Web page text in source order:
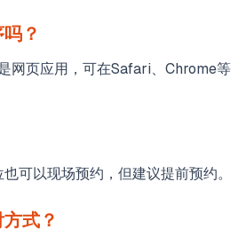
？
网页应用，可在Safari、Chrome等
可以现场预约，但建议提前预约。
式？